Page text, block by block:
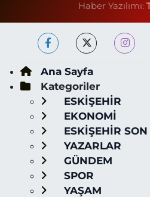
Haber Yazılımı:
Ana Sayfa
Kategoriler
ESKİŞEHİR
EKONOMİ
ESKİŞEHİR
YAZARLAR
GÜNDEM
SPOR
YAŞAM